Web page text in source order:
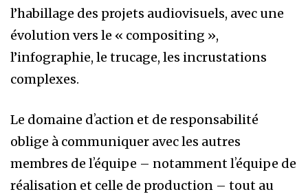
l’habillage des projets audiovisuels, avec une
évolution vers le « compositing »,
l’infographie, le trucage, les incrustations
complexes.
Le domaine dʼaction et de responsabilité
oblige à communiquer avec les autres
membres de lʼéquipe – notamment lʼéquipe de
réalisation et celle de production – tout au